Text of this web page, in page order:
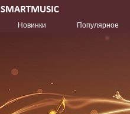
Новинки Популярное